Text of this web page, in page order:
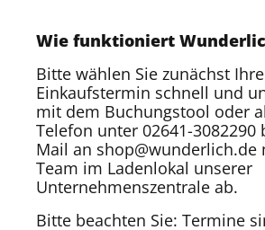
Wie funktioniert
Bitte wählen Sie zunächst
Einkaufstermin schnell und
mit dem Buchungstool oder
Telefon unter 02641-3082290
Mail an shop@wunderlich.de
Team im Ladenlokal unserer
Unternehmenszentrale ab.
Bitte beachten Sie: Termine